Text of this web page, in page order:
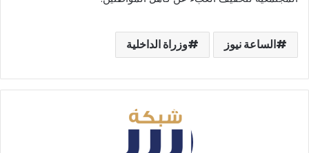
الساعة نيوز وزراة الداخلية